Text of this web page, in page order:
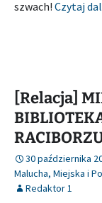
szwach! Czytaj
[Relacja]
30 października
Malucha, Miejska i
Redaktor 1